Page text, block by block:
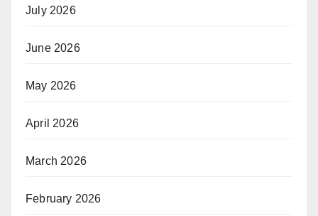
July 2026
June 2026
May 2026
April 2026
March 2026
February 2026